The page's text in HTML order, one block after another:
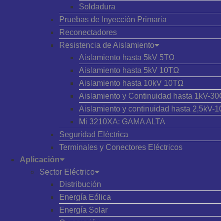
Soldadura
Pruebas de Inyección Primaria
Reconectadores
Resistencia de Aislamiento
Aislamiento hasta 5kV 5TΩ
Aislamiento hasta 5kV 10TΩ
Aislamiento hasta 10kV 10TΩ
Aislamiento y Continuidad hasta 1kV-
Aislamiento y continuidad hasta 2,5kV-
Mi 3210XA: GAMA ALTA
Seguridad Eléctrica
Terminales y Conectores Eléctricos
Aplicación
Sector Eléctrico
Distribución
Energía Eólica
Energía Solar